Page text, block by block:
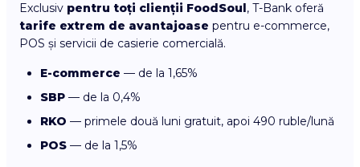
Exclusiv pentru toți clienții FoodSoul, T-Bank oferă
tarife extrem de avantajoase pentru e-commerce,
POS și servicii de casierie comercială.
E-commerce — de la 1,65%
SBP — de la 0,4%
RKO — primele două luni gratuit, apoi 490 ruble/lună
POS — de la 1,5%